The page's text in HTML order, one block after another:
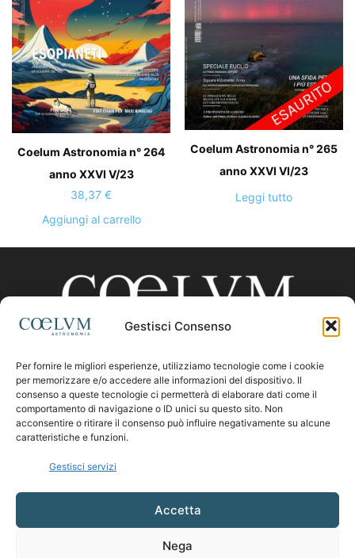
Gestisci Consenso
Per fornire le migliori esperienze, utilizziamo tecnologie come i cookie
per memorizzare e/o accedere alle informazioni del dispositivo. Il
consenso a queste tecnologie ci permetterà di elaborare dati come il
comportamento di navigazione o ID unici su questo sito. Non
acconsentire o ritirare il consenso può influire negativamente su alcune
caratteristiche e funzioni.
Gestisci servizi
Accetta
Nega
Coelum Astronomia n° 264
anno XXVI V/23
38,37€
Aggiungi al carrello
Coelum Astronomia n° 265
anno XXVI VI/23
Leggi tutto
CHI SIAMO
Contattaci:coelumastro@coelum.com